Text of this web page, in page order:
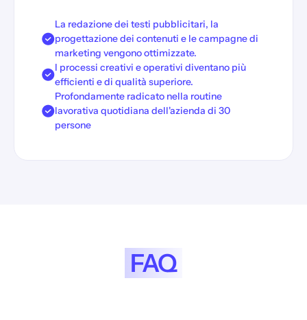
La redazione dei testi pubblicitari, la
progettazione dei contenuti e le campagne di
marketing vengono ottimizzate.
I processi creativi e operativi diventano più
efficienti e di qualità superiore.
Profondamente radicato nella routine
lavorativa quotidiana dell'azienda di 30
persone
FAQ